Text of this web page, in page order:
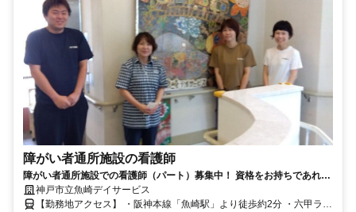
障がい者通所施設の看護師
障がい者通所施設での看護師（パート）募集中！ 資格をお持ちであれば
経験が浅い方も、ブランクがある方も歓迎＊
神戸市立魚崎デイサービス
【勤務地アクセス】 ・阪神本線「魚崎駅」より徒歩約2分 ・六甲ライ